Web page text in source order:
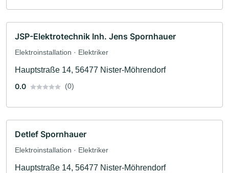
JSP-Elektrotechnik Inh. Jens Spornhauer
Elektroinstallation · Elektriker
Hauptstraße 14, 56477 Nister-Möhrendorf
0.0
(0)
Detlef Spornhauer
Elektroinstallation · Elektriker
Hauptstraße 14, 56477 Nister-Möhrendorf